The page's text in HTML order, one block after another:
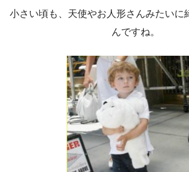
小さい頃も、天使やお人形さんみたいに
んですね。